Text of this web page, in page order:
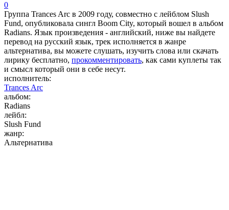
0
Группа Trances Arc в 2009 году, совместно с лейблом Slush
Fund, опубликовала сингл Boom City, который вошел в альбом
Radians. Язык произведения - английский, ниже вы найдете
перевод на русский язык, трек исполняется в жанре
альтернатива, вы можете слушать, изучить слова или скачать
лирику бесплатно, прокомментировать, как сами куплеты так
и смысл который они в себе несут.
исполнитель:
Trances Arc
альбом:
Radians
лейбл:
Slush Fund
жанр:
Альтернатива